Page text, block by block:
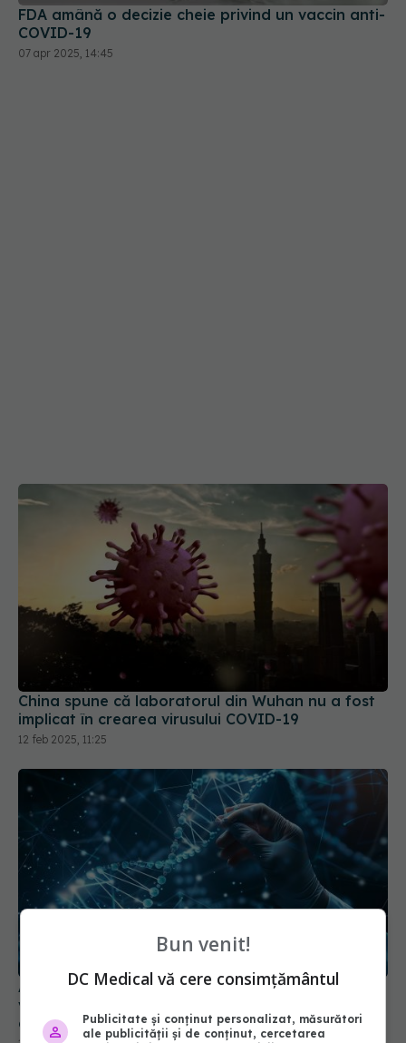
FDA amână o decizie cheie privind un vaccin anti-
COVID-19
07 apr 2025, 14:45
China spune că laboratorul din Wuhan nu a fost
implicat în crearea virusului COVID-19
12 feb 2025, 11:25
ARN-ul autoamplificator, o nouă speranță pentru
vaccinurile COVID-19 și tratamentele pentru
cancer
Bun venit!
DC Medical vă cere consimțământul
Publicitate și conținut personalizat, măsurători
ale publicității și de conținut, cercetarea